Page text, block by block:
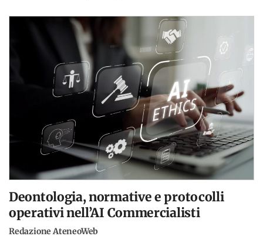
Deontologia, normative e protocolli
operativi nell’AI Commercialisti
Redazione AteneoWeb